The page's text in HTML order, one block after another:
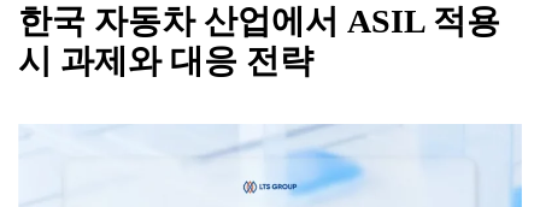
한국 자동차 산업에서 ASIL 적용
시 과제와 대응 전략